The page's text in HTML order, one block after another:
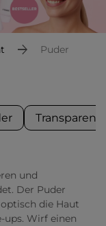
mehr Punkte
€
Puder
und
Der Puder
die Haut
ups. Wirf einen